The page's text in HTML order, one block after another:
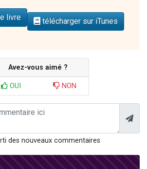
livre télécharger sur iTunes
Avez-vous aimé ?
OUI NON
des nouveaux commentaires